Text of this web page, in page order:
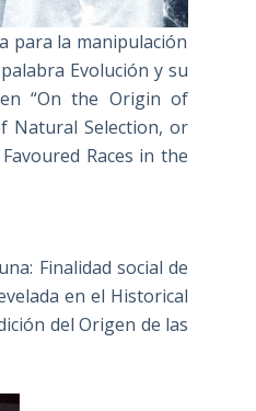
para la manipulación
Evolución y su
“On the Origin of
Natural Selection, or
Races in the
Finalidad social de
en el Historical
del Origen de las